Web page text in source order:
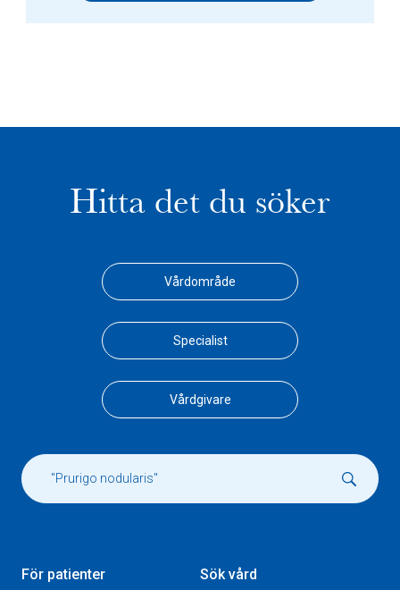
Hitta det du söker
Vårdområde
Specialist
Vårdgivare
För patienter
Sök vård